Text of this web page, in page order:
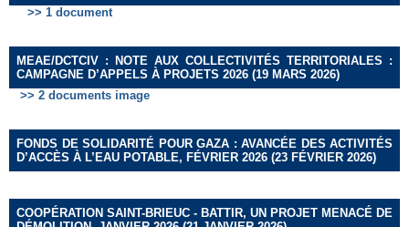
>> 1 document
MEAE/DCTCIV : NOTE AUX COLLECTIVITÉS TERRITORIALES :
CAMPAGNE D’APPELS À PROJETS 2026 (19 MARS 2026)
>> 2 documents image
FONDS DE SOLIDARITÉ POUR GAZA : AVANCÉE DES ACTIVITÉS
D’ACCÈS À L’EAU POTABLE, FÉVRIER 2026 (23 FÉVRIER 2026)
COOPÉRATION SAINT-BRIEUC - BATTIR, UN PROJET MENACÉ DE